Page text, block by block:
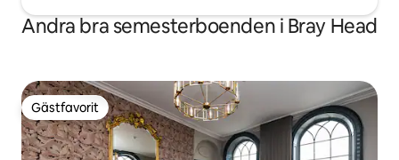
Andra bra semesterboenden i Bray Head
Gästfavorit
Gästfavorit